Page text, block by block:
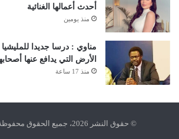
أحدث أعمالها الغنائية
منذ يومين
مناوي : درسا جديدا
الأرض التي يدافع عنها
منذ 17 ساعة
© حقوق النشر 2026، جميع الحقوق محفوظة | كوش نيوز